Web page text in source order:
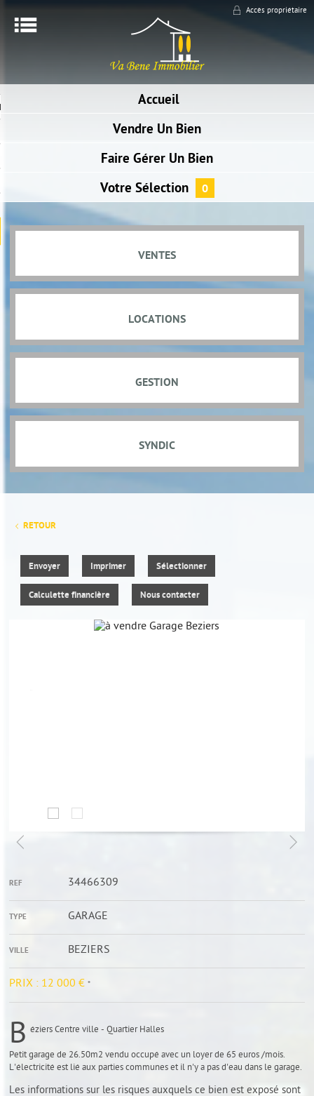
Accès propriétaire
Accueil
Vendre Un Bien
Faire Gérer Un Bien
Votre Sélection 0
VENTES
LOCATIONS
GESTION
SYNDIC
ACCUEIL
RECHERCHER UN BIEN
BIENS VENDUS
ESPACE SYNDIC
RETOUR
Envoyer Imprimer Sélectionner
Calculette financière Nous contacter
REF 34466309
TYPE GARAGE
VILLE BEZIERS
PRIX : 12 000 €*
B éziers Centre ville - Quartier Halles
Petit garage de 26.50m2 vendu occupé avec un loyer de 65 euros /mois.
L'électricité est lié aux parties communes et il n'y a pas d'eau dans le garage.
Les informations sur les risques auxquels ce bien est exposé sont